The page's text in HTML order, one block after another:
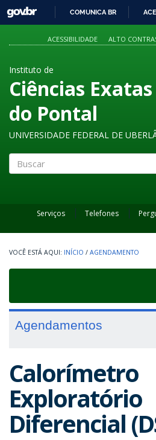
PARA
O
GOVBR
COMUNICA BR
ACESSIBILIDADE ALTO
Instituto de
Ciências
do Pontal
UNIVERSIDADE FEDERAL DE
Serviços Telefones
INÍCIO / AGENDAMENTO
Agendamentos
Calorímetro
Exploratório
Diferencial